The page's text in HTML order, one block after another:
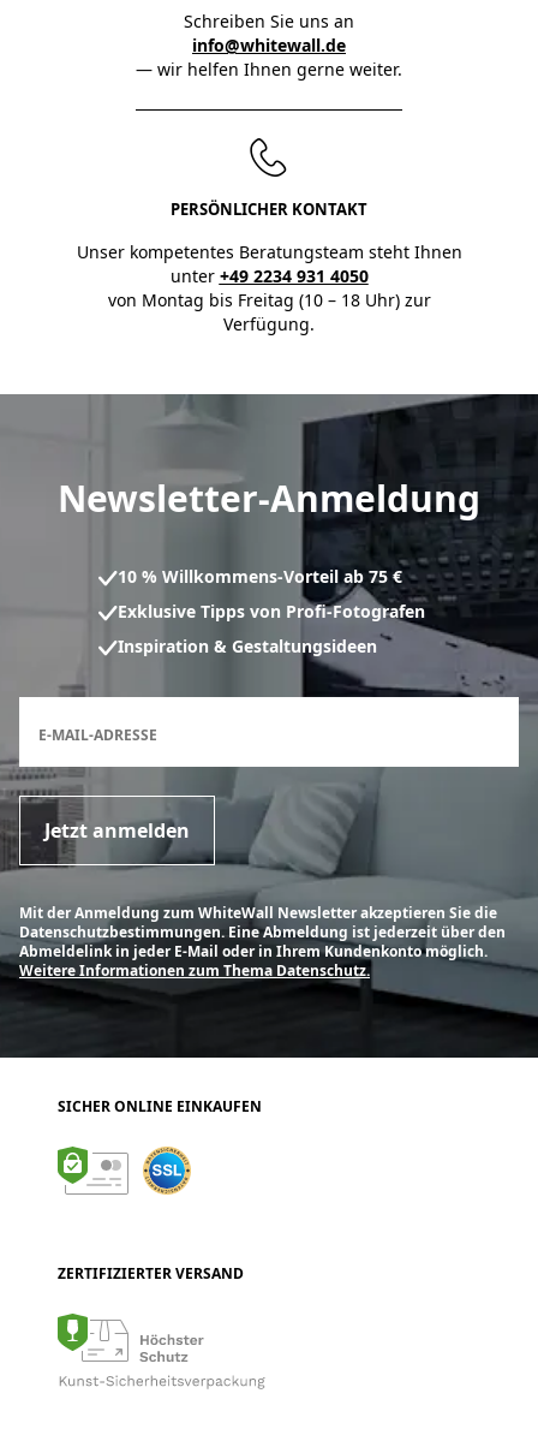
Schreiben Sie uns an
info@whitewall.de
— wir helfen Ihnen gerne weiter.
PERSÖNLICHER KONTAKT
Unser kompetentes Beratungsteam steht Ihnen
unter +49 2234 931 4050
von Montag bis Freitag (10 – 18 Uhr) zur
Verfügung.
Newsletter-Anmeldung
10 % Willkommens-Vorteil ab 75 €
Exklusive Tipps von Profi-Fotografen
Inspiration & Gestaltungsideen
E-MAIL-ADRESSE
Jetzt anmelden
Mit der Anmeldung zum WhiteWall Newsletter akzeptieren Sie die
Datenschutzbestimmungen. Eine Abmeldung ist jederzeit über den
Abmeldelink in jeder E-Mail oder in Ihrem Kundenkonto möglich.
Weitere Informationen zum Thema Datenschutz.
SICHER ONLINE EINKAUFEN
ZERTIFIZIERTER VERSAND